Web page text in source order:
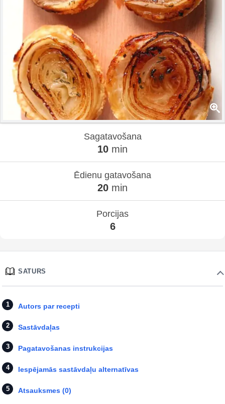
Sagatavošana
10 min
Ēdienu gatavošana
20 min
Porcijas
6
SATURS
Autors par recepti
Sastāvdaļas
Pagatavošanas instrukcijas
Iespējamās sastāvdaļu alternatīvas
Atsauksmes (0)